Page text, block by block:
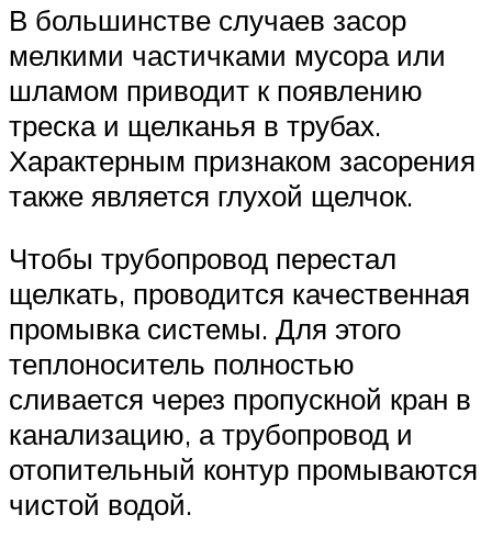
В большинстве случаев засор
мелкими частичками мусора или
шламом приводит к появлению
треска и щелканья в трубах.
Характерным признаком засорения
также является глухой щелчок.
Чтобы трубопровод перестал
щелкать, проводится качественная
промывка системы. Для этого
теплоноситель полностью
сливается через пропускной кран в
канализацию, а трубопровод и
отопительный контур промываются
чистой водой.